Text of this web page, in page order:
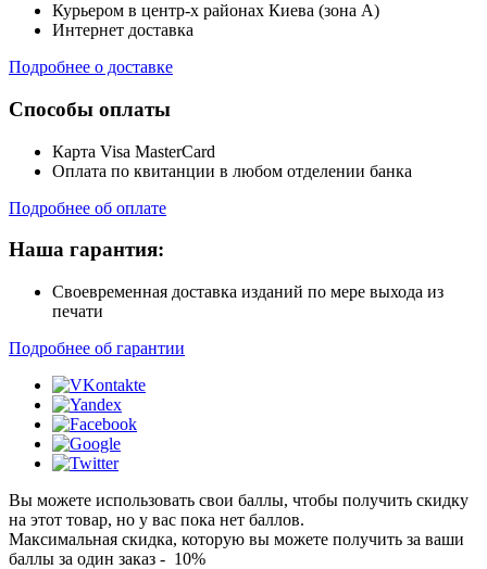
Курьером в центр-х районах Киева (зона А)
Интернет доставка
Подробнее о доставке
Способы оплаты
Карта Visa MasterCard
Оплата по квитанции в любом отделении банка
Подробнее об оплате
Наша гарантия:
Своевременная доставка изданий по мере выхода из
печати
Подробнее об гарантии
Вы можете использовать свои баллы, чтобы получить скидку
на этот товар, но у вас пока нет баллов.
Максимальная скидка, которую вы можете получить за ваши
баллы за один заказ - 10%